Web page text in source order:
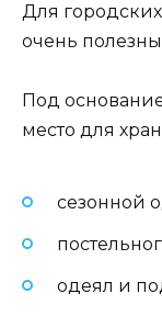
Для городских
очень
Под
место для
сезонной
одеял и